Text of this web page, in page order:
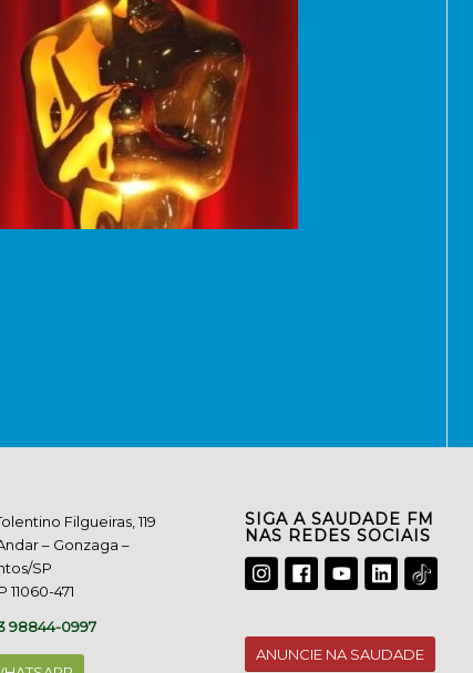
Filgueiras, 119
– Gonzaga –
SP
11060-471
98844-0997
SIGA A SAUDADE FM
NAS REDES SOCIAIS
ANUNCIE NA SAUDADE